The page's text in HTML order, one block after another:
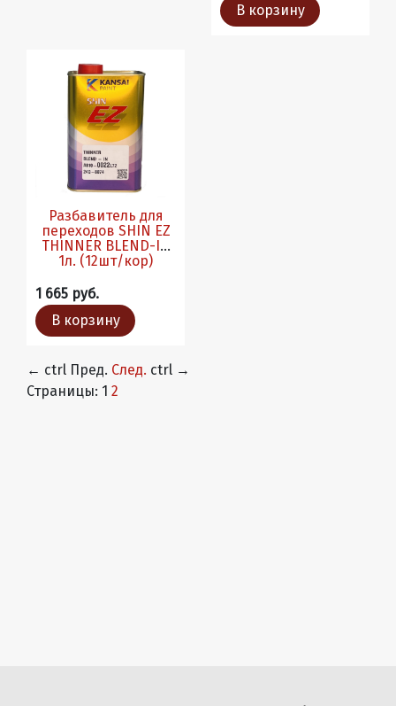
В корзину
Разбавитель для
переходов SHIN EZ
THINNER BLEND-IN
1л. (12шт/кор)
1 665 руб.
В корзину
← ctrl Пред. След. ctrl →
Страницы: 1 2